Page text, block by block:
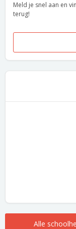
Meld je snel aan en
terug!
Alle